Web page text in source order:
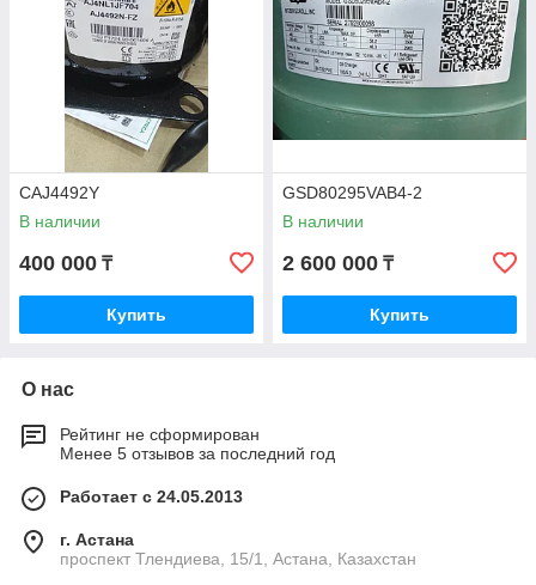
CAJ4492Y
В наличии
400 000 ₸
Купить
GSD80295VAB4-2
В наличии
2 600 000 ₸
Купить
О нас
Рейтинг не сформирован
Менее 5 отзывов за последний год
Работает с 24.05.2013
г. Астана
проспект Тлендиева, 15/1, Астана, Казахстан